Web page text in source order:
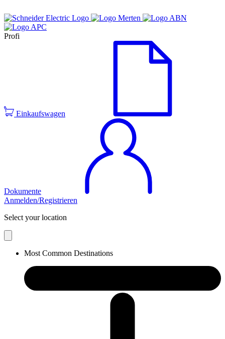
Profi
Einkaufswagen
Dokumente
Anmelden/Registrieren
Select your location
Most Common Destinations